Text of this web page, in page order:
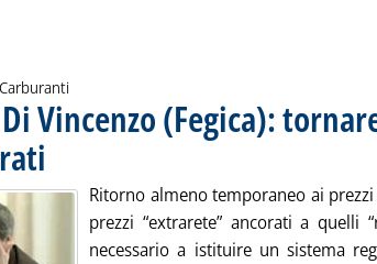
Vincenzo (Fegica):
. Pubblicata mercoledì 25 maggio 2016 alle 15.5.
Ritorno almeno temporaneo ai
prezzi “extrarete” ancorati a quelli
necessario a istituire un sistema